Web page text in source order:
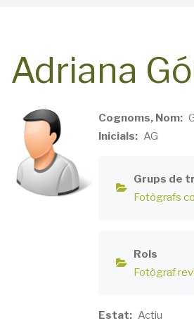
Adriana
Cognoms, Nom
Inicials
AG
Grups de
Fotògrafs
Rols
Fotògraf
Estat Actiu